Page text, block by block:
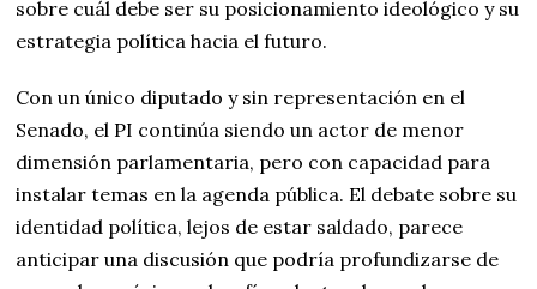
sobre cuál debe ser su posicionamiento ideológico y su
estrategia política hacia el futuro.
Con un único diputado y sin representación en el
Senado, el PI continúa siendo un actor de menor
dimensión parlamentaria, pero con capacidad para
instalar temas en la agenda pública. El debate sobre su
identidad política, lejos de estar saldado, parece
anticipar una discusión que podría profundizarse de